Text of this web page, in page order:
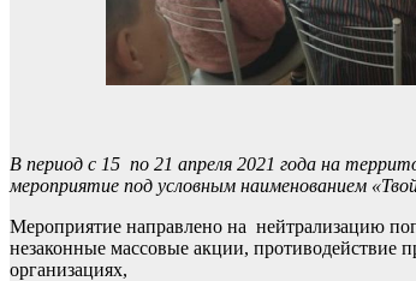
В период с 15 по 21 апреля 2021 года на
мероприятие под условным наименованием
Мероприятие направлено на нейтрализацию
незаконные массовые акции,
организациях,